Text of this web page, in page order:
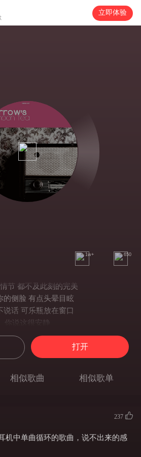
立即体验
1w+ 650
节 都不及此刻的完美
的侧脸 有点头晕目眩
说话 可乐瓶放在窗口
你说这很安静
天空有一点点的晴朗
后绽放出明媚的阳光
我决定拥抱你的世界
咖啡 都不及此刻的甜美
街道有一点点的拥挤
打开
相似歌曲 相似歌单
237
机中单曲循环的歌曲，说不出来的感